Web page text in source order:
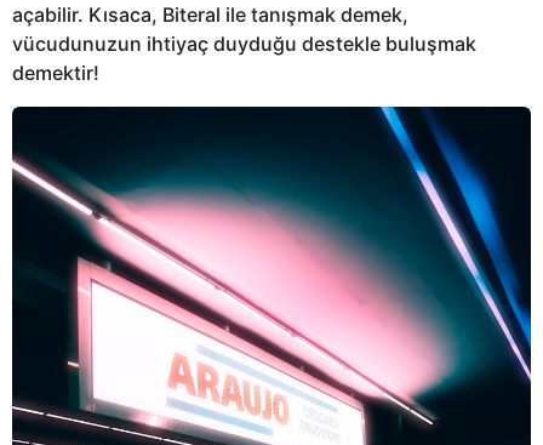
açabilir. Kısaca, Biteral ile tanışmak demek,
vücudunuzun ihtiyaç duyduğu destekle buluşmak
demektir!